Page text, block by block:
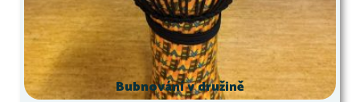
Bubnování v družině